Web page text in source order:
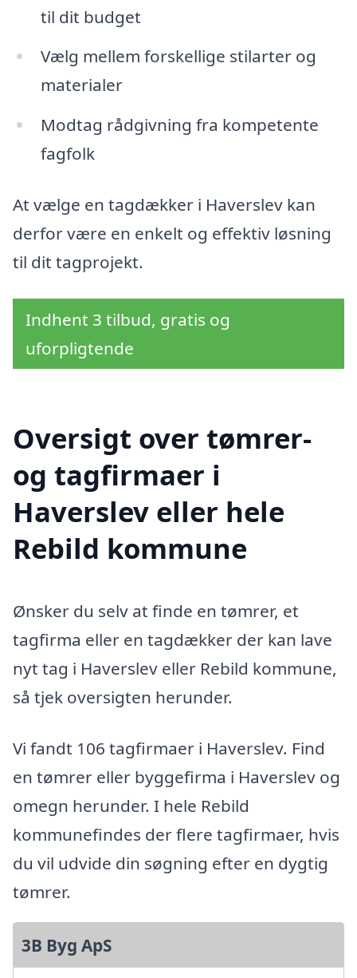
til dit budget
Vælg mellem forskellige stilarter og
materialer
Modtag rådgivning fra kompetente
fagfolk
At vælge en tagdækker i Haverslev kan
derfor være en enkelt og effektiv løsning
til dit tagprojekt.
Indhent 3 tilbud, gratis og
uforpligtende
Oversigt over tømrer-
og tagfirmaer i
Haverslev eller hele
Rebild kommune
Ønsker du selv at finde en tømrer, et
tagfirma eller en tagdækker der kan lave
nyt tag i Haverslev eller Rebild kommune,
så tjek oversigten herunder.
Vi fandt 106 tagfirmaer i Haverslev. Find
en tømrer eller byggefirma i Haverslev og
omegn herunder. I hele Rebild
kommunefindes der flere tagfirmaer, hvis
du vil udvide din søgning efter en dygtig
tømrer.
3B Byg ApS